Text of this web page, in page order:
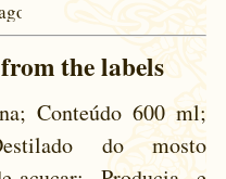
the labels
Conteúdo 600 ml;
do mosto